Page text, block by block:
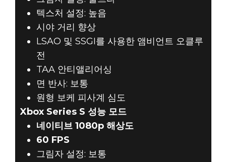
텍스처 설정: 높음
시야 거리 향상
LSAO 및 SSGI를 사용한 앰비언트 오클루
전
TAA 안티앨리어싱
면 반사: 보통
원형 보케 피사계 심도
Xbox Series S 성능 모드
네이티브 1080p 해상도
60 FPS
그림자 설정: 보통